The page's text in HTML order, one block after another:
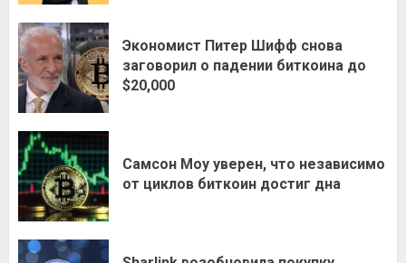
Экономист Питер Шифф снова
заговорил о падении биткоина до
$20,000
Самсон Моу уверен, что независимо
от циклов биткоин достиг дна